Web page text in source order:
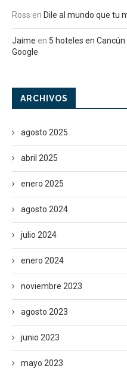
Ross en Dile al mundo que tu
Jaime en 5 hoteles en
Google
ARCHIVOS
agosto 2025
abril 2025
enero 2025
agosto 2024
julio 2024
enero 2024
noviembre 2023
agosto 2023
junio 2023
mayo 2023